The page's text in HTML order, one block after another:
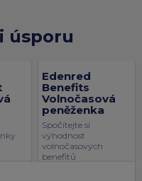
úsporu
Edenred
Benefits
Volnočasová
peněženka
Spočítejte si
výhodnost
volnočasových
benefitů